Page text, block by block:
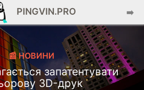
PINGVIN.PRO ➡️
📰 НОВИНИ
запатентувати
3D-друк